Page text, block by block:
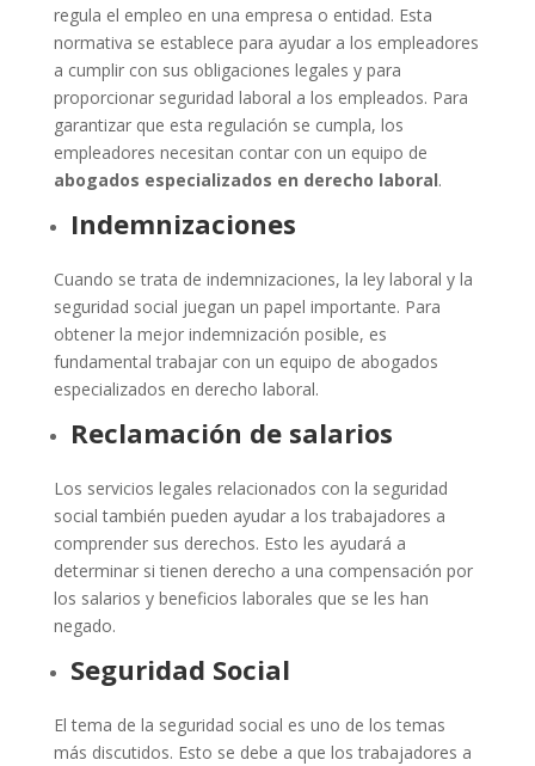
regula el empleo en una empresa o entidad. Esta
normativa se establece para ayudar a los empleadores
a cumplir con sus obligaciones legales y para
proporcionar seguridad laboral a los empleados. Para
garantizar que esta regulación se cumpla, los
empleadores necesitan contar con un equipo de
abogados especializados en derecho laboral.
Indemnizaciones
Cuando se trata de indemnizaciones, la ley laboral y la
seguridad social juegan un papel importante. Para
obtener la mejor indemnización posible, es
fundamental trabajar con un equipo de abogados
especializados en derecho laboral.
Reclamación de salarios
Los servicios legales relacionados con la seguridad
social también pueden ayudar a los trabajadores a
comprender sus derechos. Esto les ayudará a
determinar si tienen derecho a una compensación por
los salarios y beneficios laborales que se les han
negado.
Seguridad Social
El tema de la seguridad social es uno de los temas
más discutidos. Esto se debe a que los trabajadores a